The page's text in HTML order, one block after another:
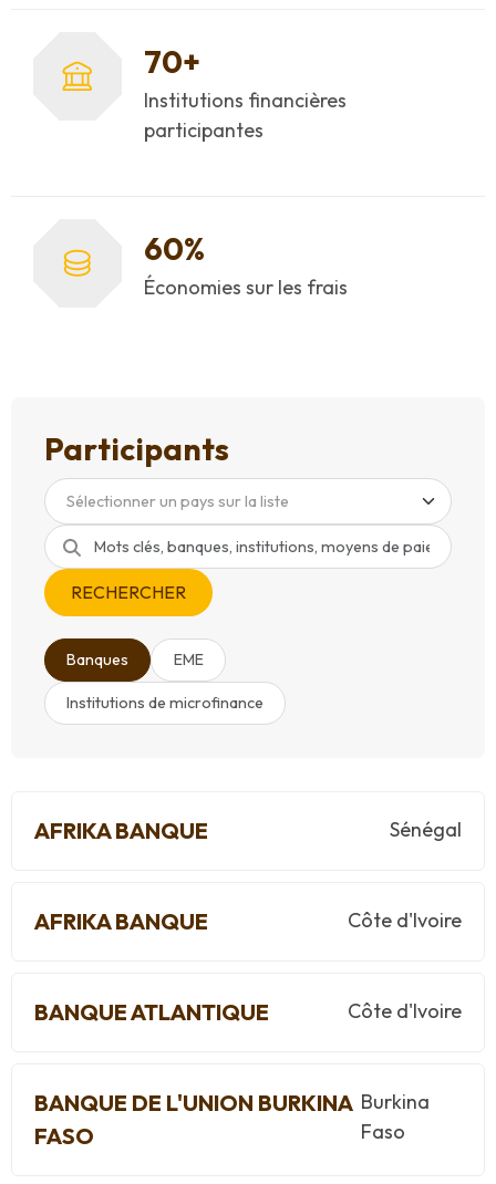
70+
Institutions financières
participantes
60%
Économies sur les frais
Participants
Banques EME
Institutions de microfinance
AFRIKA BANQUE Sénégal
AFRIKA BANQUE Côte d'Ivoire
BANQUE ATLANTIQUE Côte d'Ivoire
BANQUE DE L'UNION BURKINA
FASO
Burkina
Faso